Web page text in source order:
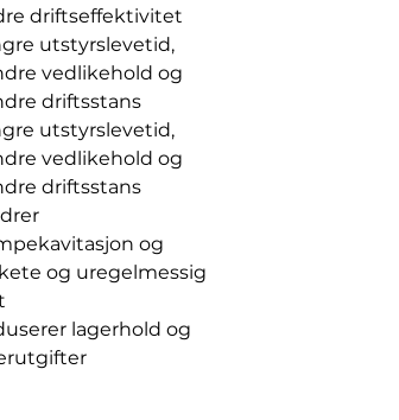
driftseffektivitet
utstyrslevetid,
vedlikehold og
driftsstans
utstyrslevetid,
vedlikehold og
driftsstans
og
og uregelmessig
lagerhold og